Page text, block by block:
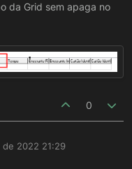
da Grid sem apaga no
0
de 2022 21:29